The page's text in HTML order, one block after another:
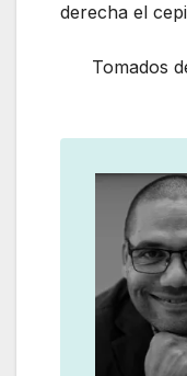
derecha el
Tomados